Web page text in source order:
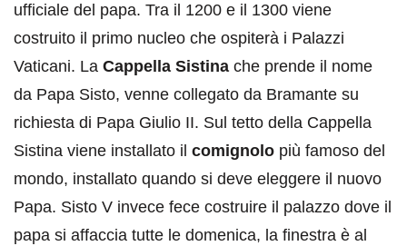
ufficiale del papa. Tra il 1200 e il 1300 viene
costruito il primo nucleo che ospiterà i Palazzi
Vaticani. La Cappella Sistina che prende il nome
da Papa Sisto, venne collegato da Bramante su
richiesta di Papa Giulio II. Sul tetto della Cappella
Sistina viene installato il comignolo più famoso del
mondo, installato quando si deve eleggere il nuovo
Papa. Sisto V invece fece costruire il palazzo dove il
papa si affaccia tutte le domenica, la finestra è al